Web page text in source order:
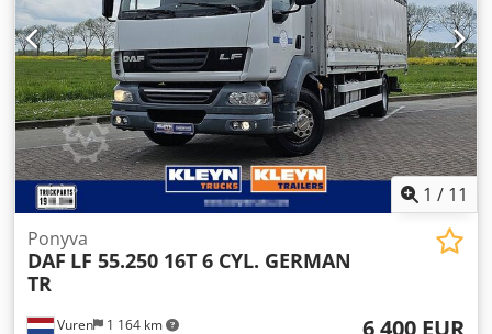
1 / 11
Vuren 1 164 km
Ponyva
DAF LF 55.250 16T 6 CYL. GERMAN
TR
6 400 EUR